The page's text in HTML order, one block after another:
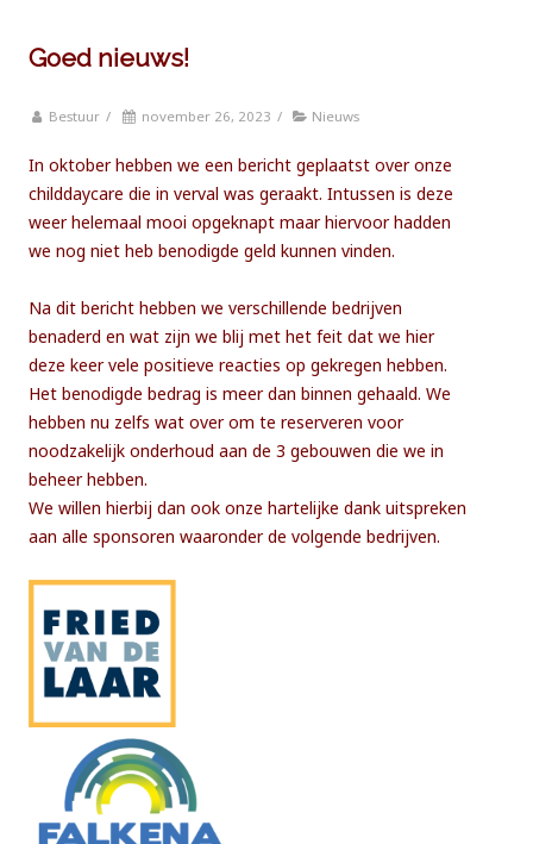
Goed nieuws!
Bestuur / november 26, 2023 / Nieuws
In oktober hebben we een bericht geplaatst over onze
childdaycare die in verval was geraakt. Intussen is deze
weer helemaal mooi opgeknapt maar hiervoor hadden
we nog niet heb benodigde geld kunnen vinden.
Na dit bericht hebben we verschillende bedrijven
benaderd en wat zijn we blij met het feit dat we hier
deze keer vele positieve reacties op gekregen hebben.
Het benodigde bedrag is meer dan binnen gehaald. We
hebben nu zelfs wat over om te reserveren voor
noodzakelijk onderhoud aan de 3 gebouwen die we in
beheer hebben.
We willen hierbij dan ook onze hartelijke dank uitspreken
aan alle sponsoren waaronder de volgende bedrijven.